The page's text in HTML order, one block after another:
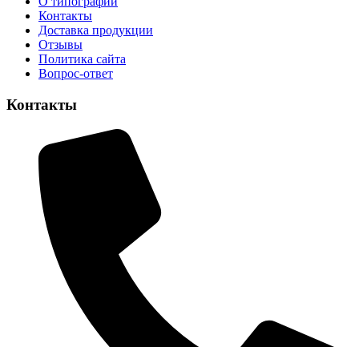
Контакты
Доставка продукции
Отзывы
Политика сайта
Вопрос-ответ
Контакты